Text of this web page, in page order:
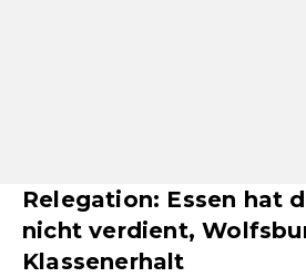
Relegation: Essen hat
nicht verdient,
Klassenerhalt